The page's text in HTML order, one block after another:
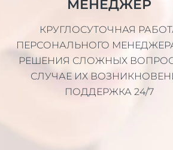
МЕНЕДЖЕР
КРУГЛОСУТОЧНАЯ
ПЕРСОНАЛЬНОГО
РЕШЕНИЯ СЛОЖНЫХ
СЛУЧАЕ ИХ
ПОДДЕРЖКА 24/7